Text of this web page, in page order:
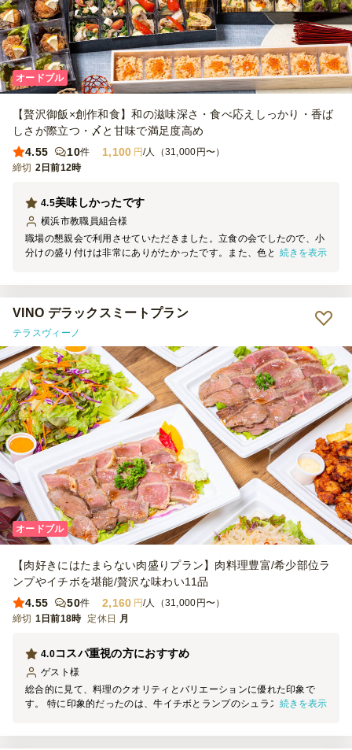
オードブル
【贅沢御飯×創作和食】和の滋味深さ・食べ応えしっかり・香ば
しさが際立つ・〆と甘味で満足度高め
4.55
10件 1,100 円/人（31,000円〜）
締切 2日前12時
美味しかったです
4.5
横浜市教職員組合様
職場の懇親会で利用させていただきました。立食の会でしたので、小
分けの盛り付けは非常にありがたかったです。また、色どりや食材の
続きを表示
VINO デラックスミートプラン
テラスヴィーノ
オードブル
【肉好きにはたまらない肉盛りプラン】肉料理豊富/希少部位ラ
ンプやイチボを堪能/贅沢な味わい11品
4.55
50件 2,160 円/人（31,000円〜）
締切 1日前18時 定休日 月
コスパ重視の方におすすめ
4.0
ゲスト 様
総合的に見て、料理のクオリティとバリエーションに優れた印象で
す。 特に印象的だったのは、牛イチボとランプのシュラスコ。柔ら
続きを表示